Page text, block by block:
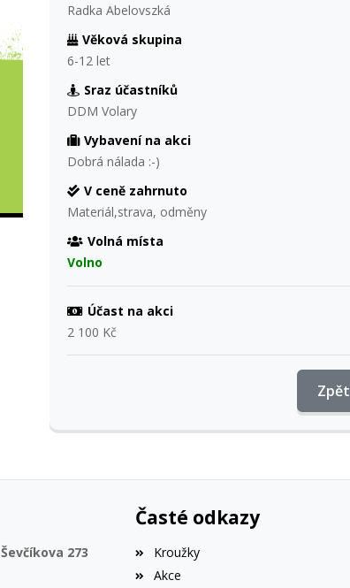
Radka Abelovszká
Věková skupina
6-12 let
Sraz účastníků
DDM Volary
Vybavení na akci
Dobrá nálada :-)
V ceně zahrnuto
Materiál,strava, odměny
Volná místa
Volno
Účast na akci
2 100 Kč
Zpět
273
Časté odkazy
Kroužky
Akce